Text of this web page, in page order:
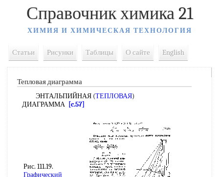
Справочник химика 21
ХИМИЯ И ХИМИЧЕСКАЯ ТЕХНОЛОГИЯ
Статьи Рисунки Таблицы О сайте English
Тепловая диаграмма
ЭНТАЛЬПИЙНАЯ (ТЕПЛОВАЯ)
ДИАГРАММА [c.57]
Рис. 111.19.
Графический